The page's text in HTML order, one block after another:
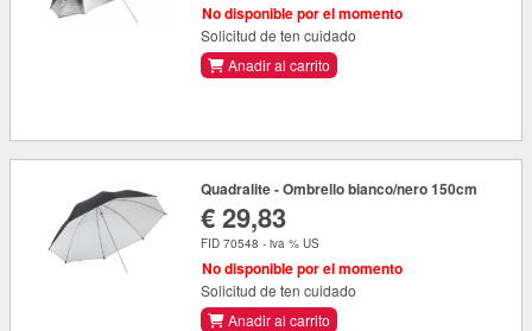
No disponible por el momento
Solicitud de ten cuidado
Anadir al carrito
Quadralite - Ombrello bianco/nero 150cm
€ 29,83
FID 70548 - iva % US
No disponible por el momento
Solicitud de ten cuidado
Anadir al carrito